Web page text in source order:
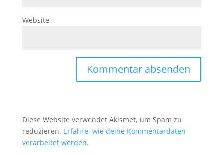
Website
Diese Website verwendet Akismet, um Spam zu
reduzieren. Erfahre, wie deine Kommentardaten
verarbeitet werden.